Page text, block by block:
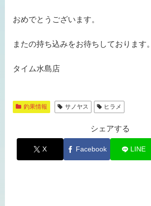
おめでとうございます。
またの持ち込みをお待ちしております。
タイム水島店
釣果情報 サノヤス ヒラメ
シェアする
X Facebook LINE